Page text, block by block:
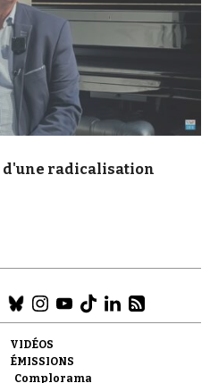
radicalisation
VIDÉOS
ÉMISSIONS
Complorama